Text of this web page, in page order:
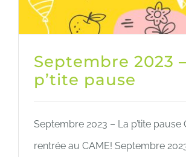
Septembre 2023
p’tite pause
Septembre 2023 – La p’tite pause
rentrée au CAME! Septembre